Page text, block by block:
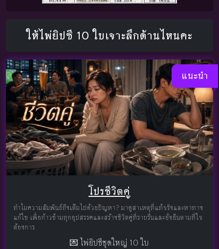
ให้ไพ่ยิปซี 10 ใบเจาะลึกด้านไหนคะ
แนะนำ
โปรชีวิตคู่
ทำไมความสัมพันธ์ถึงเต็มไปด้วยปัญหา? มาดูสาเหตุที่แท้จริงและหาทาง
แก้ไข เพื่อก้าวข้ามทุกอุปสรรคและสร้างชีวิตคู่ที่ราบรื่นและยั่งยืนตามที่ใจ
ต้องการ
💌 ไพ่ยิปซีชุดใหญ่ 10 ใบ